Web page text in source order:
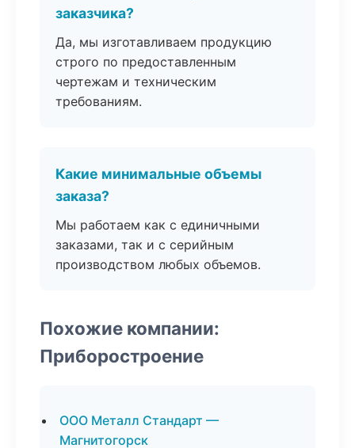
заказчика?
Да, мы изготавливаем продукцию
строго по предоставленным
чертежам и техническим
требованиям.
Какие минимальные объемы
заказа?
Мы работаем как с единичными
заказами, так и с серийным
производством любых объемов.
Похожие компании:
Приборостроение
ООО Металл Стандарт —
Магнитогорск